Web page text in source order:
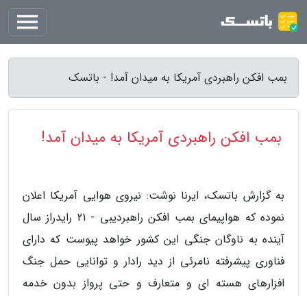
بمب افکن راهبردی آمریکا به میدان آمد! - باتسک
بمب افکن راهبردی آمریکا به میدان آمد!
به گزارش باتسک، ایرنا نوشت: نیروی هوایی آمریکا اعلان
نموده که هواپیمای بمب افکن راهبردیبی - 21 رایدراز سال
آینده به ناوگان جنگی این کشور خواهد پیوست که دارای
فناوری پیشرفته نامرئی از دید رادار و توانایی حمل جنگ
افزارهای هسته ای و متعارف و حتی پرواز بدون خدمه